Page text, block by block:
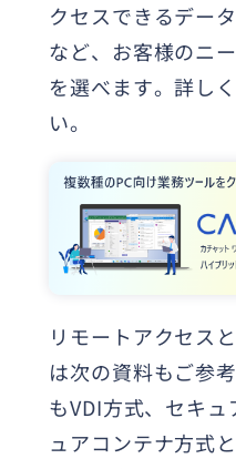
クセスできるデー
など、お客様のニ
を選べます。詳し
い。
リモートアクセス
は次の資料もご参
もVDI方式、セキ
ュアコンテナ方式